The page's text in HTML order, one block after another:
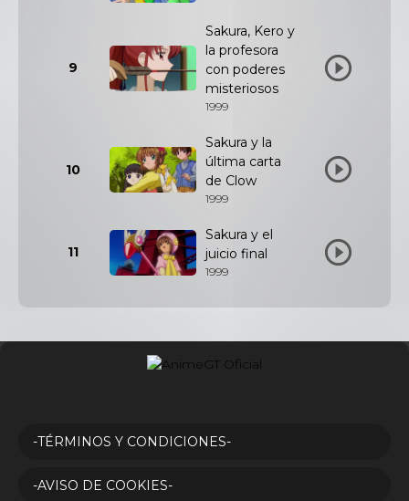
9
Sakura, Kero y
la profesora
con poderes
misteriosos
1999
10
Sakura y la
última carta
de Clow
1999
11
Sakura y el
juicio final
1999
-TÉRMINOS Y CONDICIONES-
-AVISO DE COOKIES-